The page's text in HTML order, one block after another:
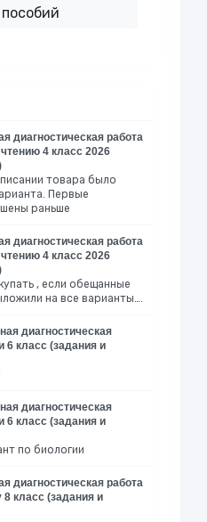
диагностическая работа
4 класс 2026
товара было
Первые
раньше
диагностическая работа
4 класс 2026
, если обещанные
на все варианты….
диагностическая
6 класс (задания и
диагностическая
6 класс (задания и
по биологии
диагностическая работа
класс (задания и